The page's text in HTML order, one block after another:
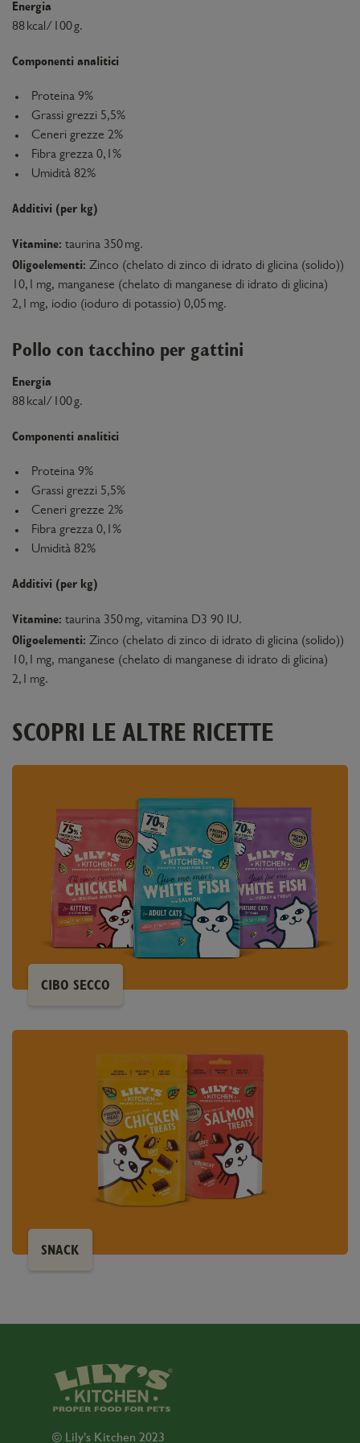
Energia
88 kcal/100 g.
Componenti analitici
Proteina 9%
Grassi grezzi 5,5%
Ceneri grezze 2%
Fibra grezza 0,1%
Umidità 82%
Additivi (per kg)
Vitamine: taurina 350 mg.
Oligoelementi: Zinco (chelato di zinco di idrato di glicina (solido))
10,1 mg, manganese (chelato di manganese di idrato di glicina)
2,1 mg, iodio (ioduro di potassio) 0,05 mg.
Pollo con tacchino per gattini
Energia
88 kcal/100 g.
Componenti analitici
Proteina 9%
Grassi grezzi 5,5%
Ceneri grezze 2%
Fibra grezza 0,1%
Umidità 82%
Additivi (per kg)
Vitamine: taurina 350 mg, vitamina D3 90 IU.
Oligoelementi: Zinco (chelato di zinco di idrato di glicina (solido))
10,1 mg, manganese (chelato di manganese di idrato di glicina)
2,1 mg.
SCOPRI LE ALTRE RICETTE
CIBO SECCO
SNACK
© Lily’s Kitchen 2023